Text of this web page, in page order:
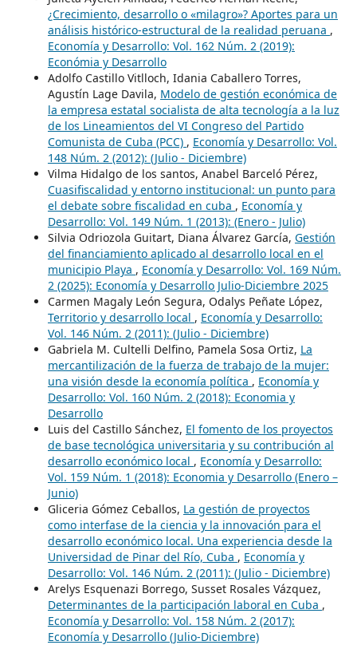
¿Crecimiento, desarrollo o «milagro»? Aportes para un
análisis histórico-estructural de la realidad peruana ,
Economía y Desarrollo: Vol. 162 Núm. 2 (2019):
Económia y Desarrollo
Adolfo Castillo Vitlloch, Idania Caballero Torres,
Agustín Lage Davila, Modelo de gestión económica de
la empresa estatal socialista de alta tecnología a la luz
de los Lineamientos del VI Congreso del Partido
Comunista de Cuba (PCC) , Economía y Desarrollo: Vol.
148 Núm. 2 (2012): (Julio - Diciembre)
Vilma Hidalgo de los santos, Anabel Barceló Pérez,
Cuasifiscalidad y entorno institucional: un punto para
el debate sobre fiscalidad en cuba , Economía y
Desarrollo: Vol. 149 Núm. 1 (2013): (Enero - Julio)
Silvia Odriozola Guitart, Diana Álvarez García, Gestión
del financiamiento aplicado al desarrollo local en el
municipio Playa , Economía y Desarrollo: Vol. 169 Núm.
2 (2025): Economía y Desarrollo Julio-Diciembre 2025
Carmen Magaly León Segura, Odalys Peñate López,
Territorio y desarrollo local , Economía y Desarrollo:
Vol. 146 Núm. 2 (2011): (Julio - Diciembre)
Gabriela M. Cultelli Delfino, Pamela Sosa Ortiz, La
mercantilización de la fuerza de trabajo de la mujer:
una visión desde la economía política , Economía y
Desarrollo: Vol. 160 Núm. 2 (2018): Economia y
Desarrollo
Luis del Castillo Sánchez, El fomento de los proyectos
de base tecnológica universitaria y su contribución al
desarrollo económico local , Economía y Desarrollo:
Vol. 159 Núm. 1 (2018): Economia y Desarrollo (Enero –
Junio)
Gliceria Gómez Ceballos, La gestión de proyectos
como interfase de la ciencia y la innovación para el
desarrollo económico local. Una experiencia desde la
Universidad de Pinar del Río, Cuba , Economía y
Desarrollo: Vol. 146 Núm. 2 (2011): (Julio - Diciembre)
Arelys Esquenazi Borrego, Susset Rosales Vázquez,
Determinantes de la participación laboral en Cuba ,
Economía y Desarrollo: Vol. 158 Núm. 2 (2017):
Economía y Desarrollo (Julio-Diciembre)